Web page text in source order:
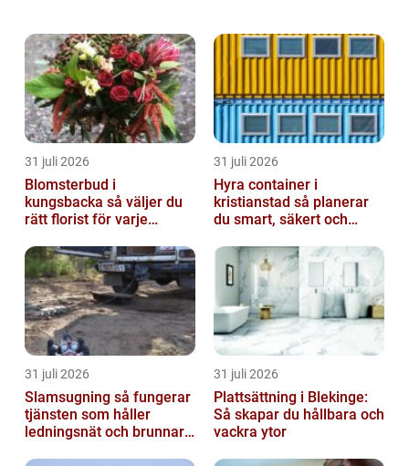
31 juli 2026
Blomsterbud i
kungsbacka så väljer du
rätt florist för varje
31 juli 2026
Hyra container i
kristianstad så planerar
du smart, säkert och
31 juli 2026
Slamsugning så fungerar
tjänsten som håller
ledningsnät och brunnar i
31 juli 2026
Plattsättning i Blekinge:
Så skapar du hållbara och
vackra ytor